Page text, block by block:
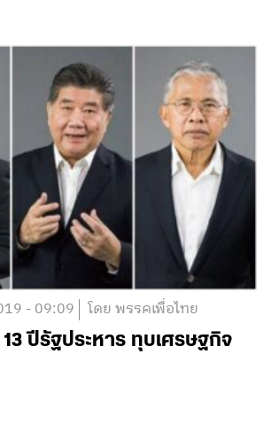
- 09:09 โดย พรรคเพื่อไทย
13 ปีรัฐประหาร ทุบเศรษฐกิจ